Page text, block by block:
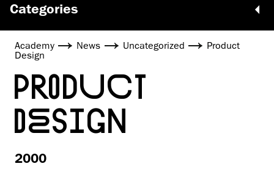
Categories
Academy News Uncategorized
Product
Design
PRODUCT
DESIGN
2000